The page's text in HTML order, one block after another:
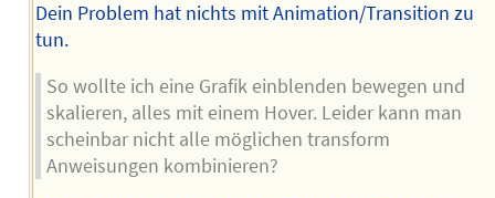
Dein Problem hat nichts mit Animation/Transition zu
tun.
So wollte ich eine Grafik einblenden bewegen und
skalieren, alles mit einem Hover. Leider kann man
scheinbar nicht alle möglichen transform
Anweisungen kombinieren?